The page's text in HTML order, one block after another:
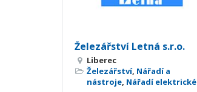
Železářství Letná s.r.o.
Liberec
Železářství, Nářadí a
nástroje, Nářadí elektrické